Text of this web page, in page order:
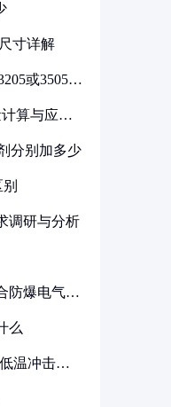
寸详解
或3505代
算与应用
分别加多少
调研与分析
防爆电气设
么
温冲击要